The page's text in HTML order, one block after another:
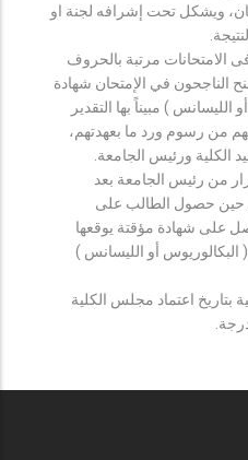
ويشكل تحت إشرافه لجنة او
الامتحانات مرتبة بالحروف
الناجحون في الإمتحان شهادة
الليسانس ) مبيناً بها التقدير
من رسوم ورد ما بعهدتهم،
الكلية ورئيس الجامعة.
من رئيس الجامعة بعد
حين حصول الطالب على
على شهادة مؤقتة يوقعها
( البكالوريوس أو الليسانس )
بتاريخ اعتماد مجلس الكلية